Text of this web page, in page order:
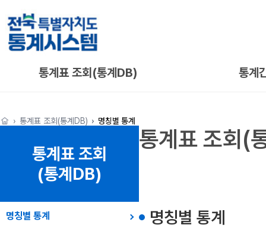
통계표 조회(통계DB) 통계
통계표 조회(통계DB) 명칭별 통계
통계표 조회
(통계DB)
명칭별 통계
통계표 조회(
명칭별 통계